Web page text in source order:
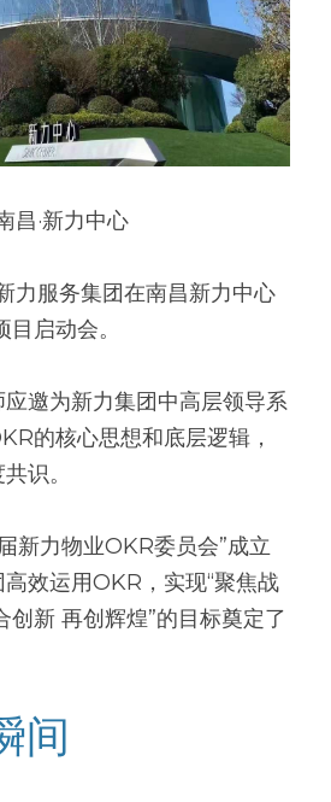
昌·新力中心
力服务集团在南昌新力中心
启动会。
邀为新力集团中高层领导系
的核心思想和底层逻辑，
识。
新力物业OKR委员会”成立
效运用OKR，实现“聚焦战
创新 再创辉煌”的目标奠定了
间